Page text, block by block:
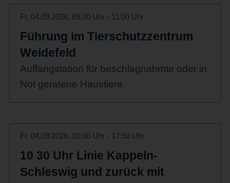
Fr. 04.09.2026, 09:30 Uhr - 11:00 Uhr
Führung im Tierschutzzentrum
Weidefeld
Auffangstation für beschlagnahmte oder in
Not geratene Haustiere
Fr. 04.09.2026, 10:30 Uhr - 17:50 Uhr
10 30 Uhr Linie Kappeln-
Schleswig und zurück mit